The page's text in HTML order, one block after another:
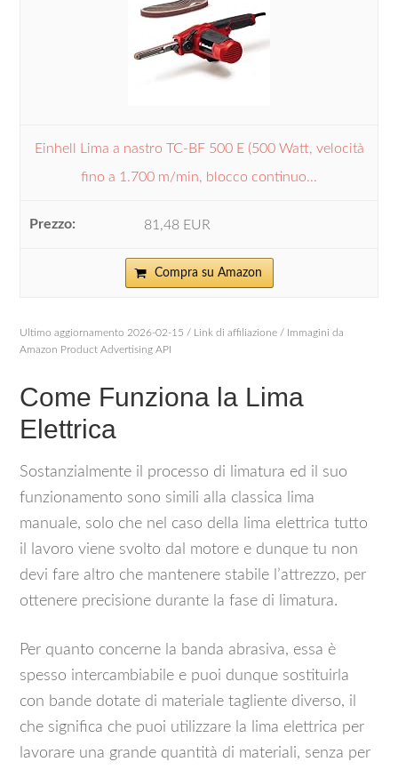
Einhell Lima a nastro TC-BF 500 E (500 Watt, velocità
fino a 1.700 m/min, blocco continuo...
81,48 EUR
Compra su Amazon
Ultimo aggiornamento 2026-02-15 / Link di affiliazione / Immagini da
Amazon Product Advertising API
Come Funziona la Lima
Elettrica
Sostanzialmente il processo di limatura ed il suo
funzionamento sono simili alla classica lima
manuale, solo che nel caso della lima elettrica tutto
il lavoro viene svolto dal motore e dunque tu non
devi fare altro che mantenere stabile l’attrezzo, per
ottenere precisione durante la fase di limatura.
Per quanto concerne la banda abrasiva, essa è
spesso intercambiabile e puoi dunque sostituirla
con bande dotate di materiale tagliente diverso, il
che significa che puoi utilizzare la lima elettrica per
lavorare una grande quantità di materiali, senza per